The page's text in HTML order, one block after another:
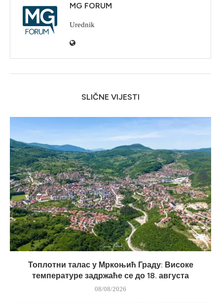
MG FORUM
Urednik
SLIČNE VIJESTI
Топлотни талас у Мркоњић Граду: Високе
температуре задржаће се до 18. августа
08/08/2026